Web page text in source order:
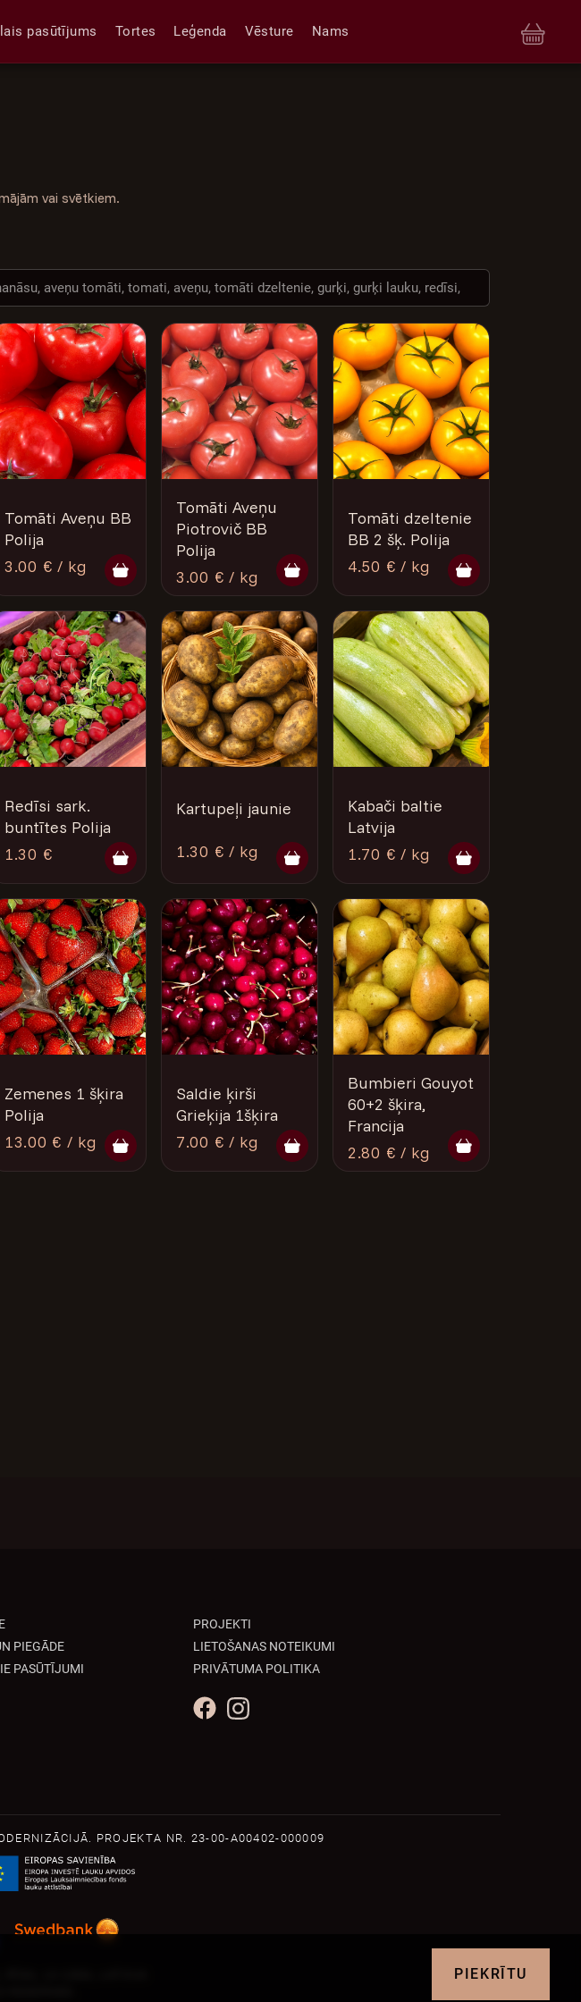
pasūtījums Tortes Leģenda Vēsture Nams
vai svētkiem.
Tomāti Aveņu BB
Polija
3.00 € / kg
Tomāti Aveņu
Piotrovič BB
Polija
3.00 € / kg
Tomāti dzeltenie
BB 2 šķ. Polija
4.50 € / kg
Redīsi sark.
buntītes Polija
1.30 €
Kartupeļi jaunie
1.30 € / kg
Kabači baltie
Latvija
1.70 € / kg
Zemenes 1 šķira
Polija
13.00 € / kg
Saldie ķirši
Grieķija 1šķira
7.00 € / kg
Bumbieri Gouyot
60+2 šķira,
Francija
2.80 € / kg
PIEGĀDE
PASŪTĪJUMI
PROJEKTI
LIETOŠANAS NOTEIKUMI
PRIVĀTUMA POLITIKA
PROJEKTA NR. 23-00-A00402-000009
LV-1004, LATVIJA
PIEKRĪTU